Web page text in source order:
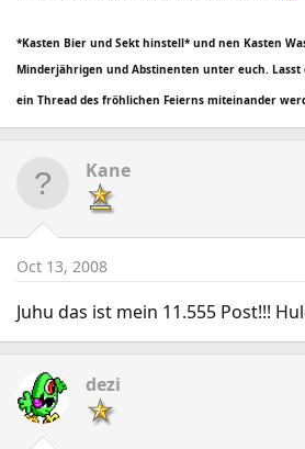
*Kasten Bier und Sekt hinstell* und nen Kasten
Minderjährigen und Abstinenten unter euch. Lasst
ein Thread des fröhlichen Feierns miteinander
Kane
Oct 13, 2008
Juhu das ist mein 11.555 Post!!!
dezi